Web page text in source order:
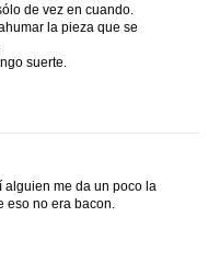
de vez en cuando.
la pieza que se
suerte.
alguien me da un poco la
no era bacon.